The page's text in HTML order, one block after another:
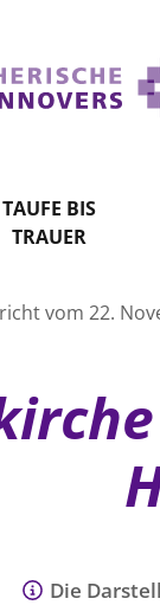
TAUFE BIS
TRAUER
vom 22.
Die